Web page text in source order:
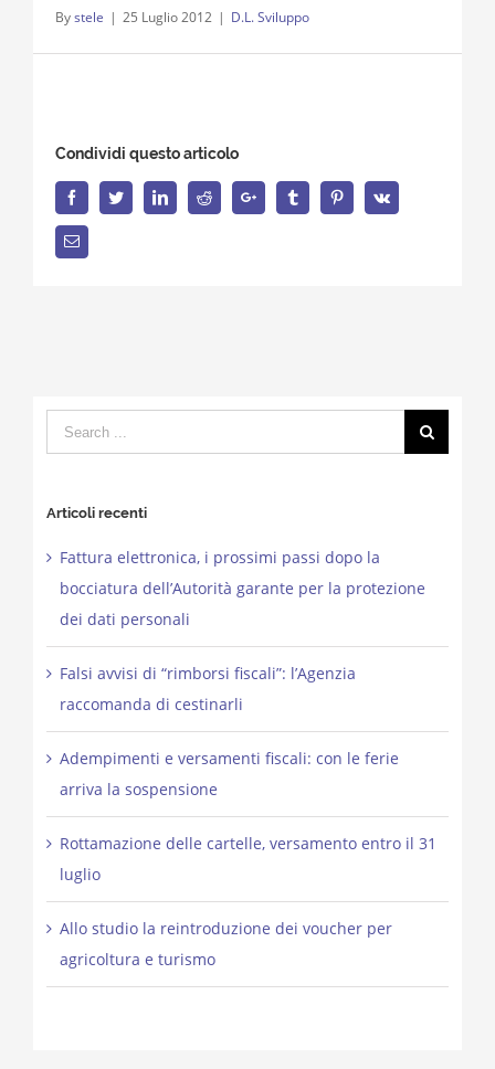
Bystele | 25 Luglio 2012 | D.L. Sviluppo
Condividi questo articolo
FacebookTwitterLinkedInReddit Google+ Tumblr PinterestVk
Email
Search
for:
Articoli recenti
Fattura elettronica, i prossimi passi dopo la
bocciatura dell’Autorità garante per la protezione
dei dati personali
Falsi avvisi di “rimborsi fiscali”: l’Agenzia
raccomanda di cestinarli
Adempimenti e versamenti fiscali: con le ferie
arriva la sospensione
Rottamazione delle cartelle, versamento entro il 31
luglio
Allo studio la reintroduzione dei voucher per
agricoltura e turismo